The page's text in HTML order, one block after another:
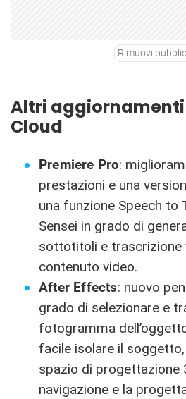
Rimuovi
Altri
Cloud
Premiere Pro:
prestazioni e una
una funzione Speech to
Sensei in grado di
sottotitoli e trascrizione
contenuto video.
After Effects: nuovo
grado di selezionare e
fotogramma
facile isolare il soggetto,
spazio di progettazione
navigazione e la